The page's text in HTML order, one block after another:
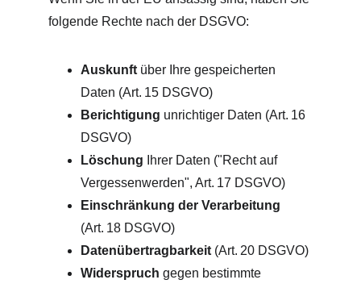
folgende Rechte nach der DSGVO:
Auskunft über Ihre gespeicherten
Daten (Art. 15 DSGVO)
Berichtigung unrichtiger Daten (Art. 16
DSGVO)
Löschung Ihrer Daten ("Recht auf
Vergessenwerden", Art. 17 DSGVO)
Einschränkung der Verarbeitung
(Art. 18 DSGVO)
Datenübertragbarkeit (Art. 20 DSGVO)
Widerspruch gegen bestimmte